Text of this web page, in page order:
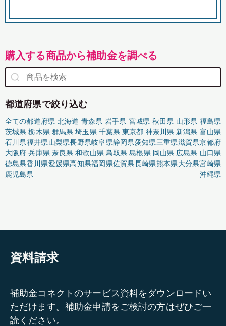
購入する商品から補助金を調べる
都道府県で絞り込む
全ての都道府県 北海道 青森県 岩手県 宮城県 秋田県 山形県 福島県
茨城県 栃木県 群馬県 埼玉県 千葉県 東京都 神奈川県 新潟県 富山県
石川県福井県山梨県長野県岐阜県静岡県愛知県三重県滋賀県京都府
大阪府 兵庫県 奈良県 和歌山県 鳥取県 島根県 岡山県 広島県 山口県
徳島県香川県愛媛県高知県福岡県佐賀県長崎県熊本県大分県宮崎県
鹿児島県
沖縄県
資料請求
補助金コネクトのサービス資料をダウンロードい
ただけます。補助金申請をご検討の方はぜひご一
読ください。